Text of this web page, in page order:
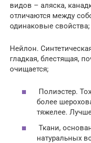
видов – аляска,
отличаются между
одинаковые свойства;
Нейлон.
гладкая, блестящая,
очищается;
Полиэстер.
более
тяжелее.
Ткани,
натуральных